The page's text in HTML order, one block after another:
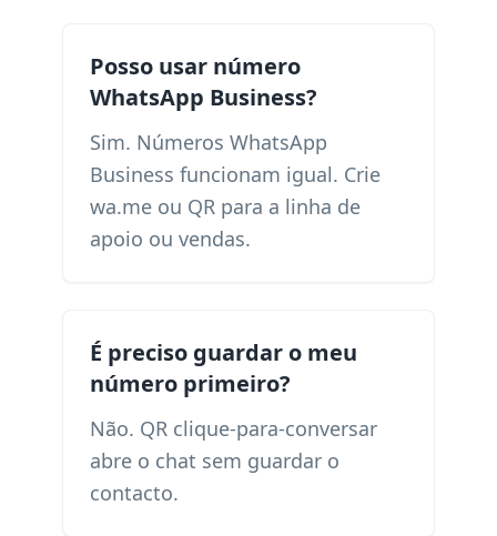
Posso usar número
WhatsApp Business?
Sim. Números WhatsApp
Business funcionam igual. Crie
wa.me ou QR para a linha de
apoio ou vendas.
É preciso guardar o meu
número primeiro?
Não. QR clique-para-conversar
abre o chat sem guardar o
contacto.